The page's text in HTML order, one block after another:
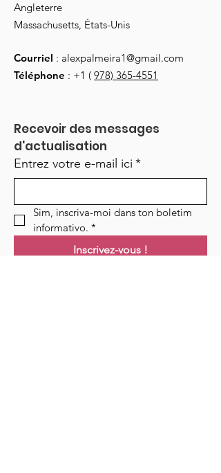
Angleterre
Massachusetts, États-Unis
Courriel : alexpalmeira1@gmail.com
Téléphone : +1 ( 978) 365-4551
Recevoir des messages
d'actualisation
Entrez votre e-mail ici *
Sim, inscriva-moi dans ton boletim
informativo. *
Inscrivez-vous !